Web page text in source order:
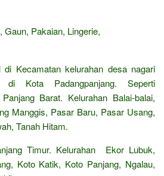
Gaun, Pakaian, Lingerie,
Kecamatan kelurahan desa nagari
Kota Padangpanjang. Seperti
Barat. Kelurahan Balai-balai,
Manggis, Pasar Baru, Pasar Usang,
Tanah Hitam.
Timur. Kelurahan Ekor Lubuk,
Koto Katik, Koto Panjang, Ngalau,